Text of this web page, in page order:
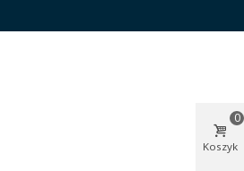
Koszyk
0